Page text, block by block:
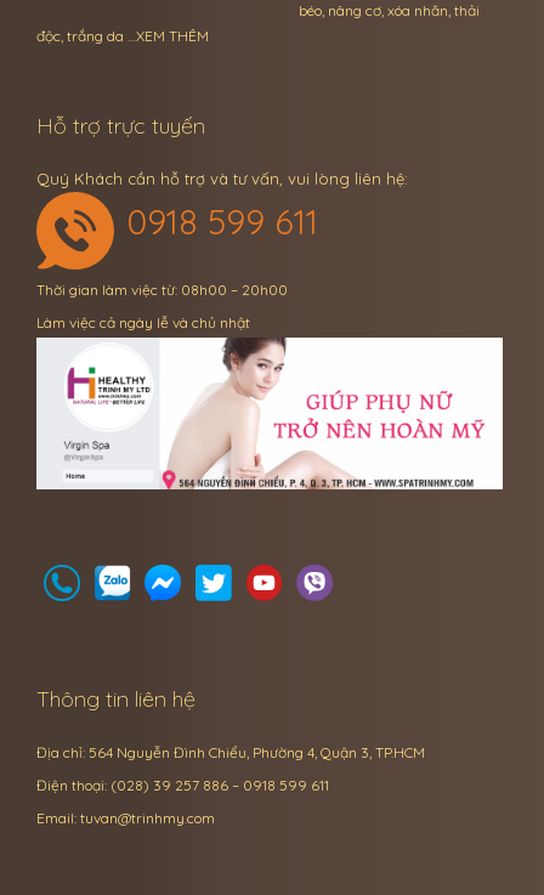
béo, nâng cơ, xóa nhăn, thải
độc, trắng da …XEM THÊM
Hỗ trợ trực tuyến
Quý Khách cần hỗ trợ và tư vấn, vui lòng liên hệ:
0918 599 611
Thời gian làm việc từ: 08h00 – 20h00
Làm việc cả ngày lễ và chủ nhật
Thông tin liên hệ
Địa chỉ: 564 Nguyễn Đình Chiểu, Phường 4, Quận 3, TP.HCM
Điện thoại: (028) 39 257 886 – 0918 599 611
Email: tuvan@trinhmy.com